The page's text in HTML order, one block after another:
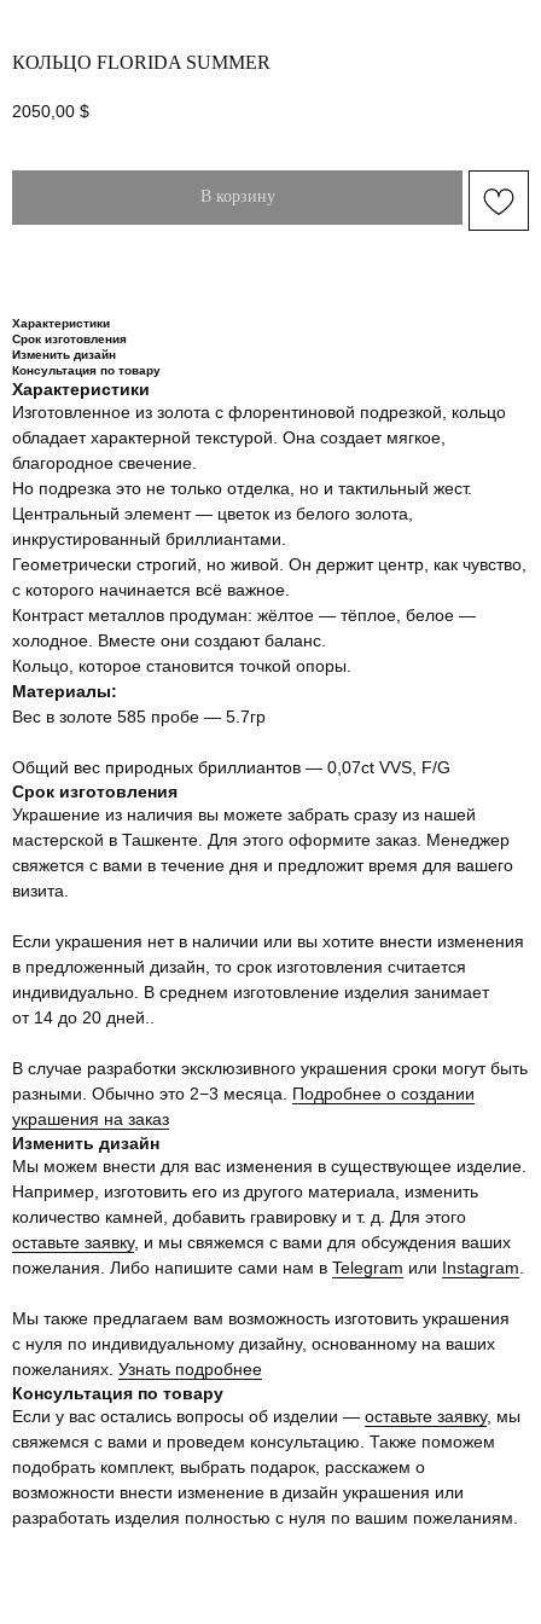
КОЛЬЦО FLORIDA SUMMER
2050,00 $
В корзину
Характеристики
Срок изготовления
Изменить дизайн
Консультация по товару
Характеристики
Изготовленное из золота с флорентиновой подрезкой, кольцо
обладает характерной текстурой. Она создает мягкое,
благородное свечение.
Но подрезка это не только отделка, но и тактильный жест.
Центральный элемент — цветок из белого золота,
инкрустированный бриллиантами.
Геометрически строгий, но живой. Он держит центр, как чувство,
с которого начинается всё важное.
Контраст металлов продуман: жёлтое — тёплое, белое —
холодное. Вместе они создают баланс.
Кольцо, которое становится точкой опоры.
Материалы:
Вес в золоте 585 пробе — 5.7гр
Общий вес природных бриллиантов — 0,07ct VVS, F/G
Срок изготовления
Украшение из наличия вы можете забрать сразу из нашей
мастерской в Ташкенте. Для этого оформите заказ. Менеджер
свяжется с вами в течение дня и предложит время для вашего
визита.
Если украшения нет в наличии или вы хотите внести изменения
в предложенный дизайн, то срок изготовления считается
индивидуально. В среднем изготовление изделия занимает
от 14 до 20 дней..
В случае разработки эксклюзивного украшения сроки могут быть
разными. Обычно это 2−3 месяца. Подробнее о создании
украшения на заказ
Изменить дизайн
Мы можем внести для вас изменения в существующее изделие.
Например, изготовить его из другого материала, изменить
количество камней, добавить гравировку и т. д. Для этого
оставьте заявку, и мы свяжемся с вами для обсуждения ваших
пожелания. Либо напишите сами нам в Telegram или Instagram
Мы также предлагаем вам возможность изготовить украшения
с нуля по индивидуальному дизайну, основанному на ваших
пожеланиях. Узнать подробнее
Консультация по товару
Если у вас остались вопросы об изделии — оставьте заявку, мы
свяжемся с вами и проведем консультацию. Также поможем
подобрать комплект, выбрать подарок, расскажем о
возможности внести изменение в дизайн украшения или
разработать изделия полностью с нуля по вашим пожеланиям.
@VEARBY